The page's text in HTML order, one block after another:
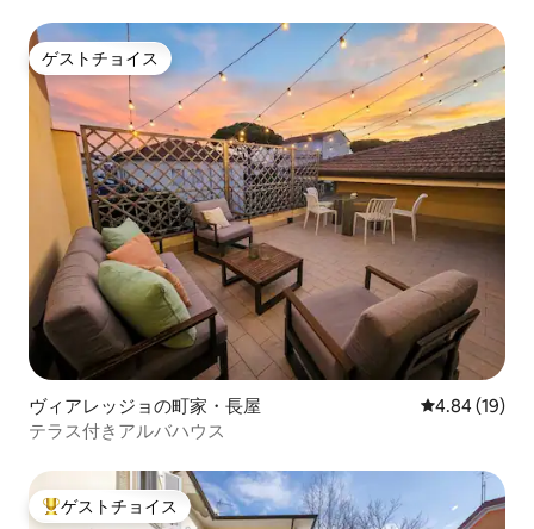
ゲストチョイス
ゲストチョイス
ヴィアレッジョの町家・長屋 レビュー19
4.84 (19)
テラス付きアルバハウス
大好評のゲストチョイスです。
ゲストチョイス